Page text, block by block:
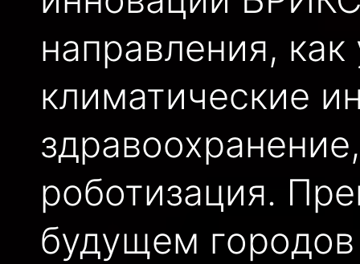
направления,
климатические
роботизация.
будущем